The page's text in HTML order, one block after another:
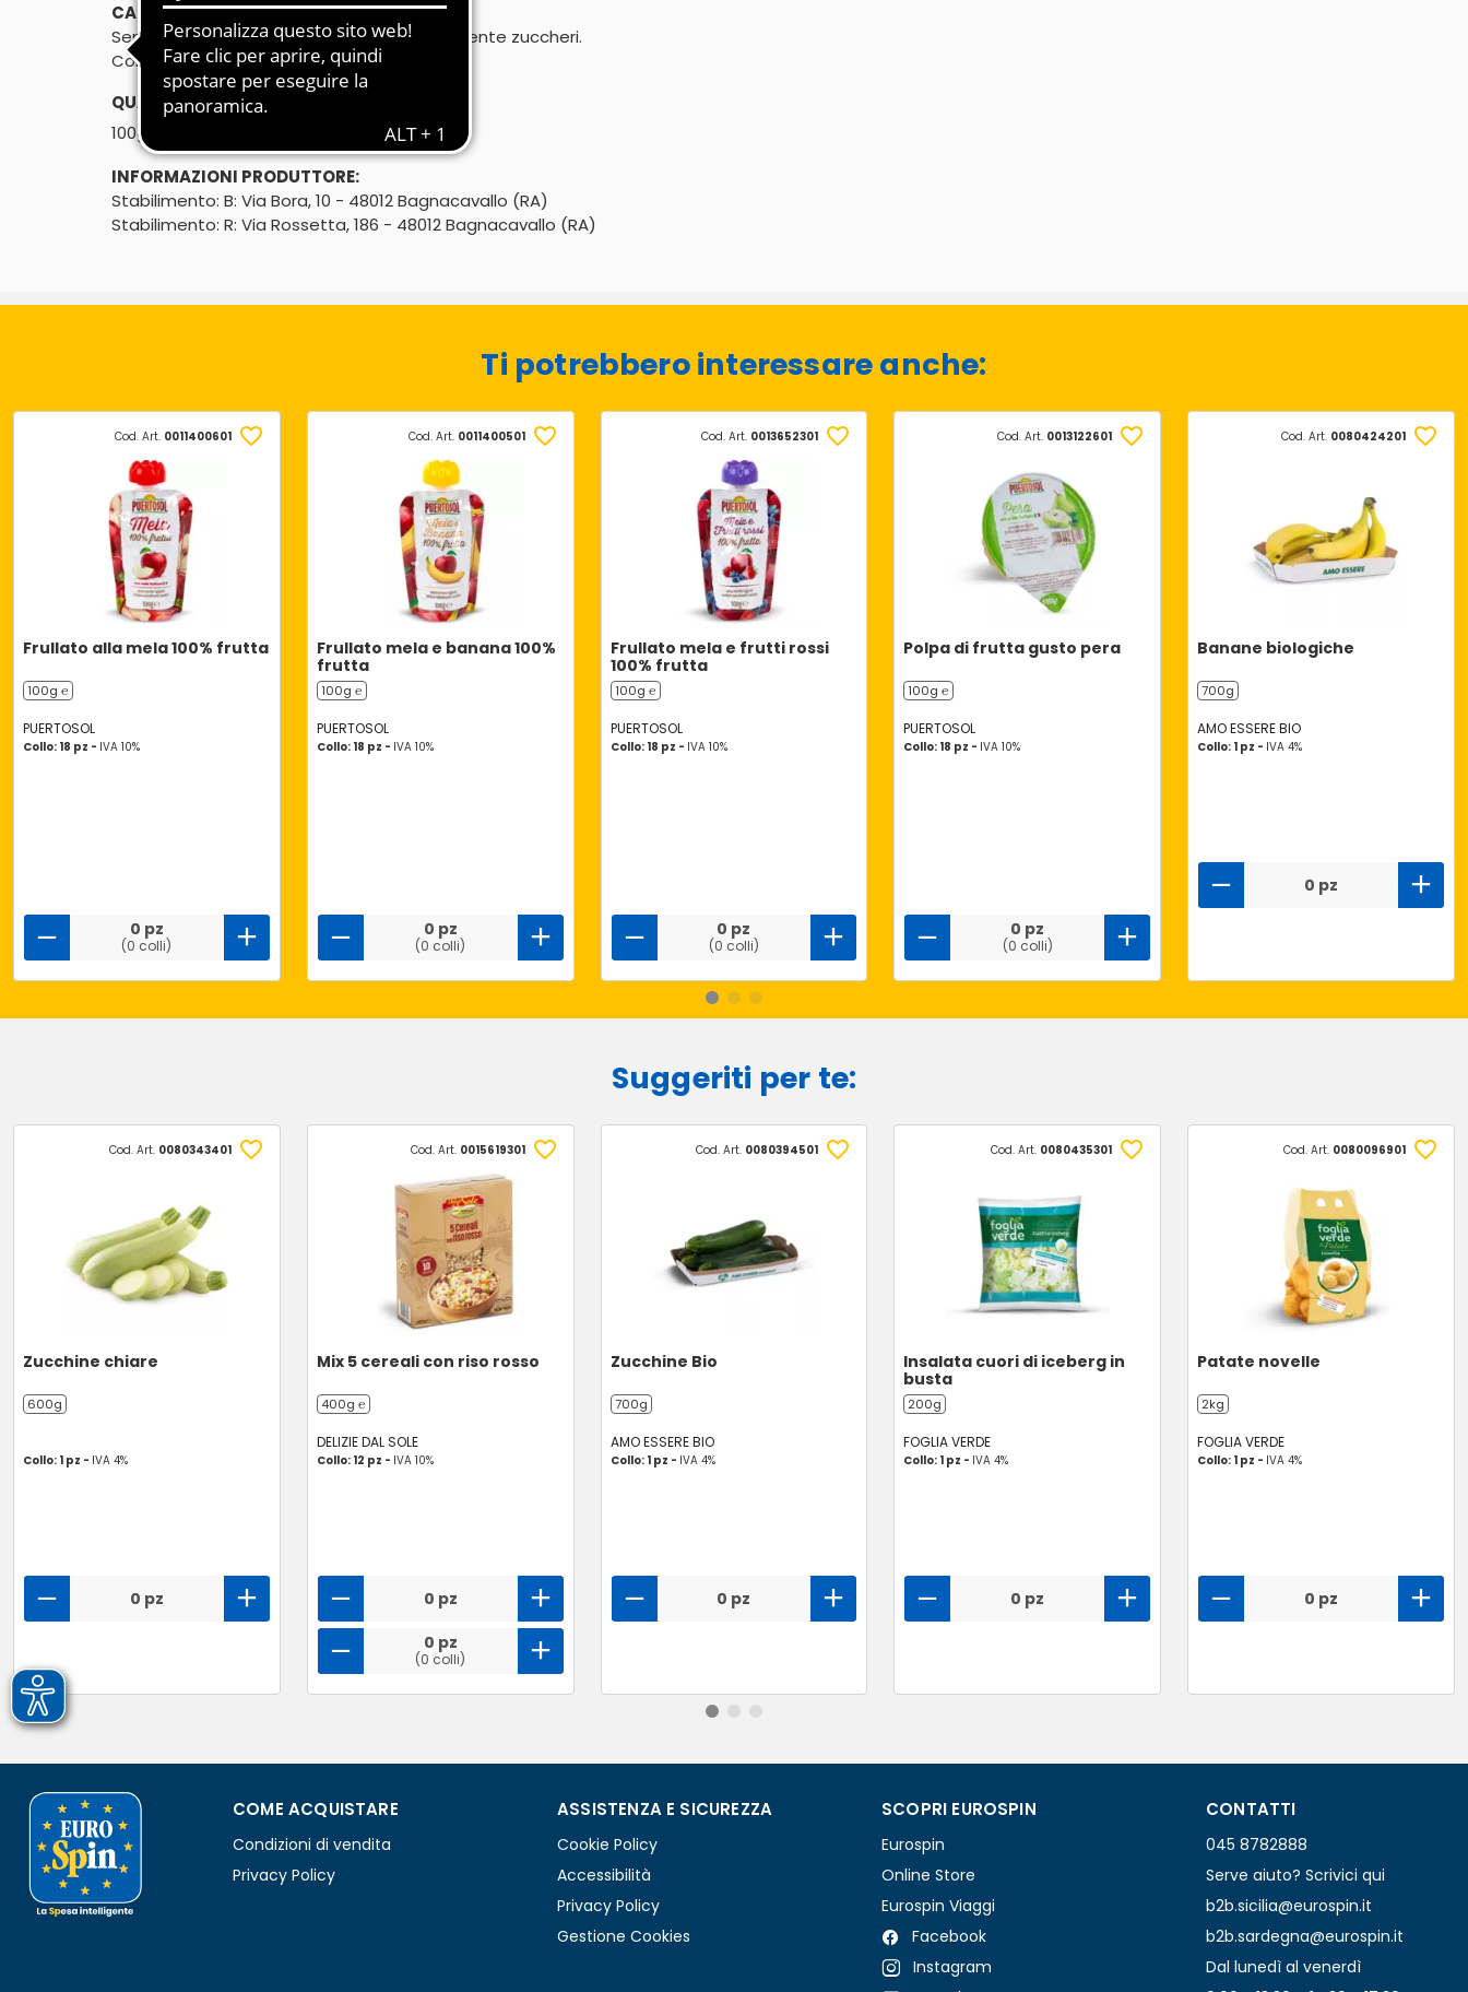
CARATTERISTICHE:
Senza zuccheri aggiunti. Contiene naturalmente zuccheri.
Con pere italiane
QUANTITÀ:
100g
INFORMAZIONI PRODUTTORE:
Stabilimento: B: Via Bora, 10 - 48012 Bagnacavallo (RA)
Stabilimento: R: Via Rossetta, 186 - 48012 Bagnacavallo (RA)
Ti potrebbero interessare anche:
Cod. Art. 0011400601
Frullato alla mela 100% frutta
100g ℮
PUERTOSOL
Collo: 18 pz - IVA 10%
0 pz
(0 colli)
Cod. Art. 0011400501
Frullato mela e banana 100%
frutta
100g ℮
PUERTOSOL
Collo: 18 pz - IVA 10%
0 pz
(0 colli)
Cod. Art. 0013652301
Frullato mela e frutti rossi
100% frutta
100g ℮
PUERTOSOL
Collo: 18 pz - IVA 10%
0 pz
(0 colli)
Cod. Art. 0013122601
Polpa di frutta gusto pera
100g ℮
PUERTOSOL
Collo: 18 pz - IVA 10%
0 pz
(0 colli)
Cod. Art. 0080424201
Banane biologiche
700g
AMO ESSERE BIO
Collo: 1 pz - IVA 4%
0 pz
Suggeriti per te:
Cod. Art. 0080343401
Zucchine chiare
600g
Collo: 1 pz - IVA 4%
0 pz
Cod. Art. 0015619301
Mix 5 cereali con riso rosso
400g ℮
DELIZIE DAL SOLE
Collo: 12 pz - IVA 10%
0 pz
0 pz
(0 colli)
Cod. Art. 0080394501
Zucchine Bio
700g
AMO ESSERE BIO
Collo: 1 pz - IVA 4%
0 pz
Cod. Art. 0080435301
Insalata cuori di iceberg in
busta
200g
FOGLIA VERDE
Collo: 1 pz - IVA 4%
0 pz
Cod. Art. 0080096901
Patate novelle
2kg
FOGLIA VERDE
Collo: 1 pz - IVA 4%
0 pz
COME ACQUISTARE
Condizioni di vendita
Privacy Policy
ASSISTENZA E SICUREZZA
Cookie Policy
Accessibilità
Privacy Policy
Gestione Cookies
SCOPRI EUROSPIN
Eurospin
Online Store
Eurospin Viaggi
Facebook
Instagram
CONTATTI
045 8782888
Serve aiuto? Scrivici qui
b2b.sicilia@eurospin.it
b2b.sardegna@eurospin.it
Dal lunedì al venerdì